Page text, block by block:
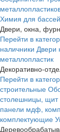
Химия для
Двери, окна,
Перейти в
наличники Двери
металлопластик
Декоративно-
Перейти в
строительные
столешницы,
панели мдф,
комплектующие